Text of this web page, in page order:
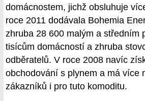
domácnostem, jichž obsluhuje
roce 2011 dodávala Bohemia
zhruba 28 600 malým a středním
tisícům domácností a zhruba
odběratelů. V roce 2008 navíc
obchodování s plynem a má více
zákazníků i pro tuto komoditu.